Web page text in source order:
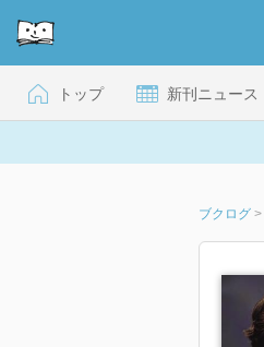
トップ 新刊ニュース
ブクログ >